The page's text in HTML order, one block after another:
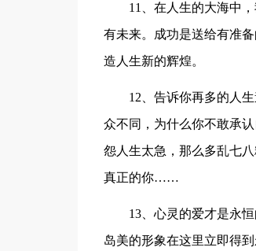
11、在人生的大海中
有未来。成功是送给有准
造人生新的辉煌。
12、告诉你再多的人
众不同，为什么你不敢承
怨人生太急，那么多乱七
真正的你……
13、心灵的爱才是永
岛美的形象在这里立即得